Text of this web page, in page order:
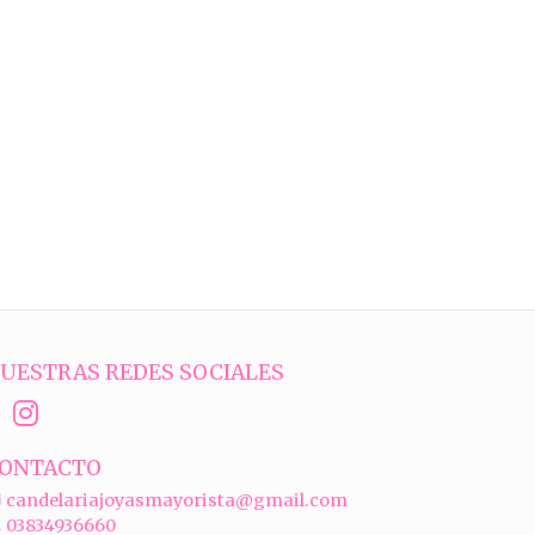
REDES SOCIALES
candelariajoyasmayorista@gmail.com
03834936660